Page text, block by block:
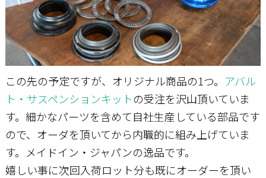
この先の予定ですが、オリジナル商品の1つ。 アバル
ト・サスペンションキットの受注を沢山頂いていま
す。細かなパーツを含めて自社生産している部品です
ので、オーダを頂いてから内職的に組み上げていま
す。メイドイン・ジャパンの逸品です。
嬉しい事に次回入荷ロット分も既にオーダーを頂い